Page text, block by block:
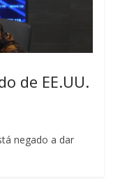
de EE.UU.
negado a dar